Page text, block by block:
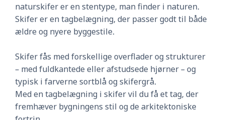
naturskifer er en stentype, man finder i naturen.
Skifer er en tagbelægning, der passer godt til både
ældre og nyere byggestile.
Skifer fås med forskellige overflader og strukturer
– med fuldkantede eller afstudsede hjørner – og
typisk i farverne sortblå og skifergrå.
Med en tagbelægning i skifer vil du få et tag, der
fremhæver bygningens stil og de arkitektoniske